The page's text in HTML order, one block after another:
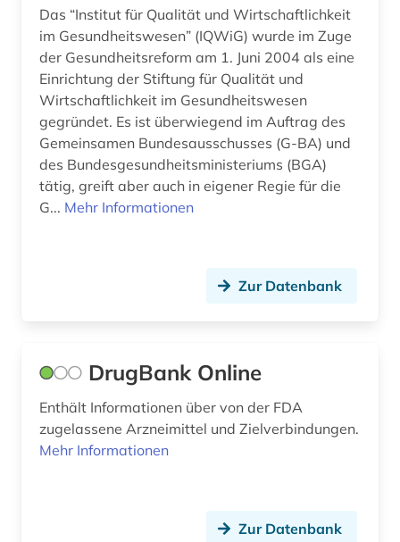
molekulare medizin (1)
molekularpharmakologie (1)
multidisziplinäre chemie (1)
nachhaltigkeit (1)
nachlass (1)
naturheilkunde (1)
naturprodukt (1)
naturwissenschaften (12)
Das “Institut für Qualität und Wirtschaftlichkeit
im Gesundheitswesen” (IQWiG) wurde im Zuge
der Gesundheitsreform am 1. Juni 2004 als eine
Einrichtung der Stiftung für Qualität und
Wirtschaftlichkeit im Gesundheitswesen
gegründet. Es ist überwiegend im Auftrag des
Gemeinsamen Bundesausschusses (G-BA) und
des Bundesgesundheitsministeriums (BGA)
tätig, greift aber auch in eigener Regie für die
G... Mehr Informationen
Zur Datenbank
DrugBank Online
Enthält Informationen über von der FDA
zugelassene Arzneimittel und Zielverbindungen.
Mehr Informationen
Zur Datenbank